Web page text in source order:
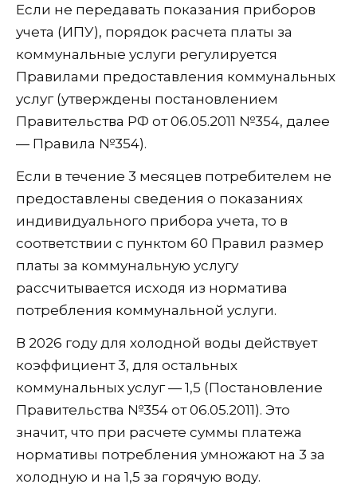
Если не передавать показания приборов
учета (ИПУ), порядок расчета платы за
коммунальные услуги регулируется
Правилами предоставления коммунальных
услуг (утверждены постановлением
Правительства РФ от 06.05.2011 №354, далее
— Правила №354).
Если в течение 3 месяцев потребителем не
предоставлены сведения о показаниях
индивидуального прибора учета, то в
соответствии с пунктом 60 Правил размер
платы за коммунальную услугу
рассчитывается исходя из норматива
потребления коммунальной услуги.
В 2026 году для холодной воды действует
коэффициент 3, для остальных
коммунальных услуг — 1,5 (Постановление
Правительства №354 от 06.05.2011). Это
значит, что при расчете суммы платежа
нормативы потребления умножают на 3 за
холодную и на 1,5 за горячую воду.